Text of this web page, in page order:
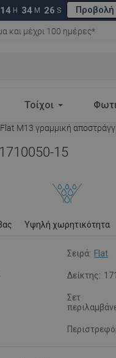
14 H 34 M 25 S Προβολή
και μέχρι 100 ημέρες*
Τοίχοι
M13 γραμμική
15
Υψηλή χωρητικότητα
Σειρά: Flat
Δείκτης:
Σετ